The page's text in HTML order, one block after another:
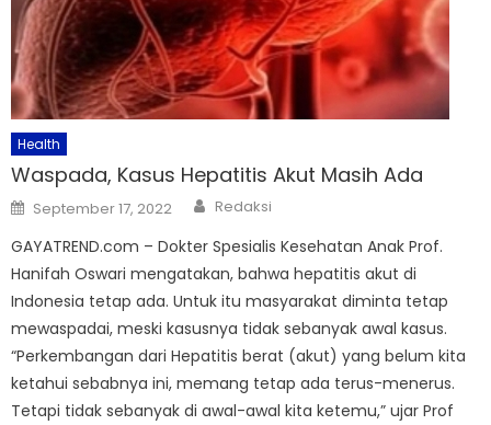
Health
Waspada, Kasus Hepatitis Akut Masih Ada
Posted
on
September 17, 2022 Author
Redaksi
GAYATREND.com – Dokter Spesialis Kesehatan Anak Prof.
Hanifah Oswari mengatakan, bahwa hepatitis akut di
Indonesia tetap ada. Untuk itu masyarakat diminta tetap
mewaspadai, meski kasusnya tidak sebanyak awal kasus.
“Perkembangan dari Hepatitis berat (akut) yang belum kita
ketahui sebabnya ini, memang tetap ada terus-menerus.
Tetapi tidak sebanyak di awal-awal kita ketemu,” ujar Prof